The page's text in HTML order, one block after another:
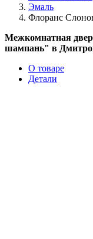
Эмаль
Флоранс
Межкомнатная
шампань" в
О товаре
Детали